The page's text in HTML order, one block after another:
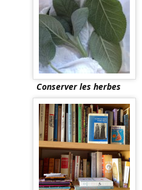
Conserver les herbes